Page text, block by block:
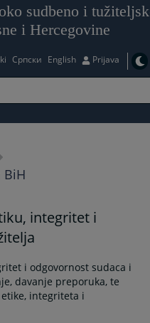
sudbeno i
i Hercegovine
Српски English Prijava
BiH
integritet i
i odgovornost sudaca i
davanje preporuka, te
integriteta i